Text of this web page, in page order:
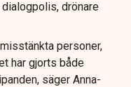
drönare
personer,
har gjorts både
säger Anna-